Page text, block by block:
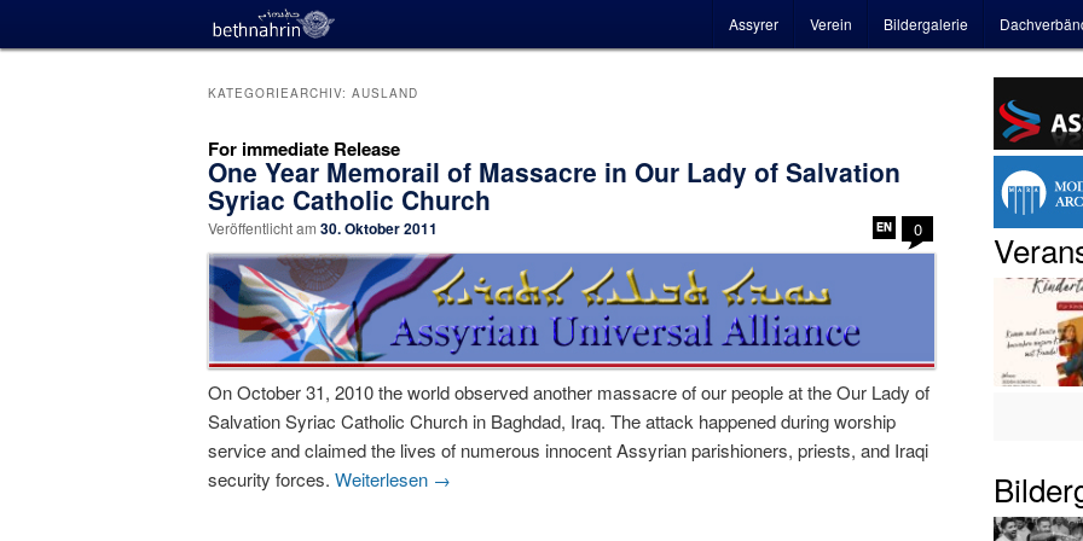
Hauptmenü
Assyrer Verein Bildergalerie
KATEGORIEARCHIV: AUSLAND
For immediate Release
One Year Memorail of Massacre in Our Lady of Salvation
Syriac Catholic Church
Veröffentlicht am 30. Oktober 2011 0
On October 31, 2010 the world observed another massacre of our people at the Our Lady of
Salvation Syriac Catholic Church in Baghdad, Iraq. The attack happened during worship
service and claimed the lives of numerous innocent Assyrian parishioners, priests, and Iraqi
security forces. Weiterlesen →